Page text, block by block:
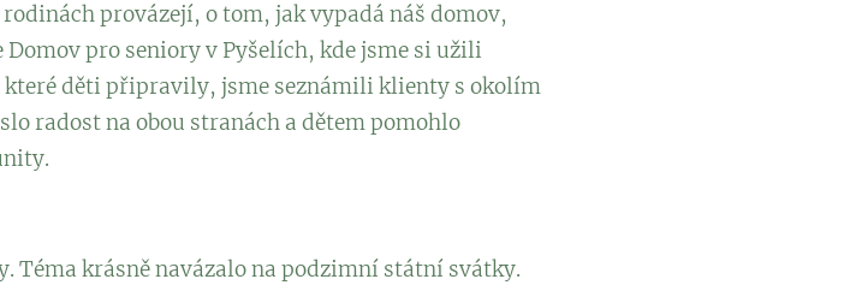
provázejí, o tom, jak vypadá náš domov,
pro seniory v Pyšelích, kde jsme si užili
které děti připravily, jsme seznámili klienty s okolím
radost na obou stranách a dětem pomohlo
Téma krásně navázalo na podzimní státní svátky.